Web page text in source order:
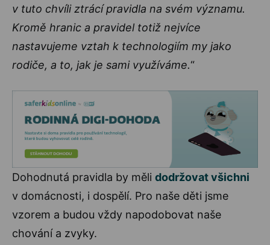
v tuto chvíli ztrácí pravidla na svém významu.
Kromě hranic a pravidel totiž nejvíce
nastavujeme vztah k technologiím my jako
rodiče, a to, jak je sami využíváme.“
Dohodnutá pravidla by měli dodržovat všichni
v domácnosti, i dospělí. Pro naše děti jsme
vzorem a budou vždy napodobovat naše
chování a zvyky.